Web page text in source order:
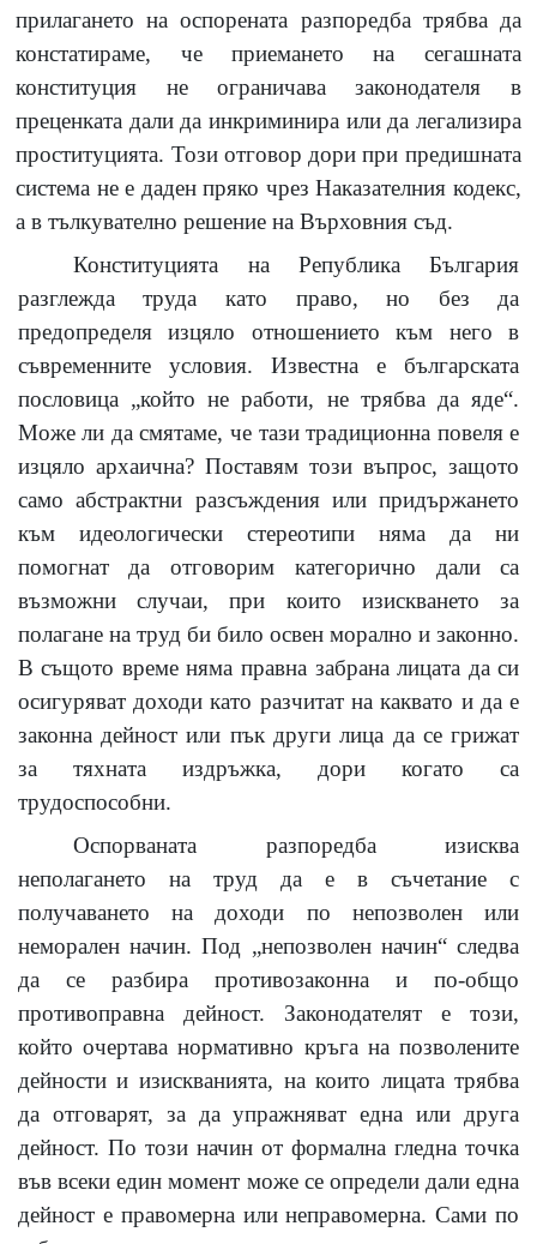
прилагането на оспорената разпоредба трябва да
констатираме, че приемането на сегашната
конституция не ограничава законодателя в
преценката дали да инкриминира или да легализира
проституцията. Този отговор дори при предишната
система не е даден пряко чрез Наказателния кодекс,
а в тълкувателно решение на Върховния съд.
Конституцията на Република България
разглежда труда като право, но без да
предопределя изцяло отношението към него в
съвременните условия. Известна е българската
пословица „който не работи, не трябва да яде“.
Може ли да смятаме, че тази традиционна повеля е
изцяло архаична? Поставям този въпрос, защото
само абстрактни разсъждения или придържането
към идеологически стереотипи няма да ни
помогнат да отговорим категорично дали са
възможни случаи, при които изискването за
полагане на труд би било освен морално и законно.
В същото време няма правна забрана лицата да си
осигуряват доходи като разчитат на каквато и да е
законна дейност или пък други лица да се грижат
за тяхната издръжка, дори когато са
трудоспособни.
Оспорваната разпоредба изисква
неполагането на труд да е в съчетание с
получаването на доходи по непозволен или
неморален начин. Под „непозволен начин“ следва
да се разбира противозаконна и по-общо
противоправна дейност. Законодателят е този,
който очертава нормативно кръга на позволените
дейности и изискванията, на които лицата трябва
да отговарят, за да упражняват една или друга
дейност. По този начин от формална гледна точка
във всеки един момент може се определи дали една
дейност е правомерна или неправомерна. Сами по